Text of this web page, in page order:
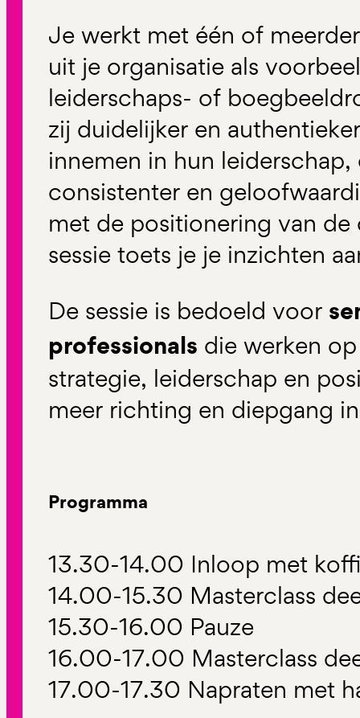
Je werkt met één of
uit je organisatie als
leiderschaps- of
zij duidelijker en
innemen in hun
consistenter en
met de positionering van de
sessie toets je je inzichten
De sessie is bedoeld voor
professionals die werken
strategie, leiderschap en
meer richting en diepgang
Programma
13.30-14.00 Inloop met
14.00-15.30 Masterclass
15.30-16.00 Pauze
16.00-17.00 Masterclass
17.00-17.30 Napraten met